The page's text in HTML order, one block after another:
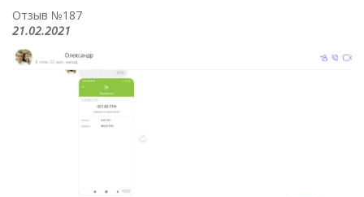
Отзыв №187
21.02.2021